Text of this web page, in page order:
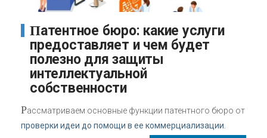
Патентное бюро: какие услуги
предоставляет и чем будет
полезно для защиты
интеллектуальной
собственности
Рассматриваем основные функции патентного бюро от
проверки идеи до помощи в ее коммерциализации.